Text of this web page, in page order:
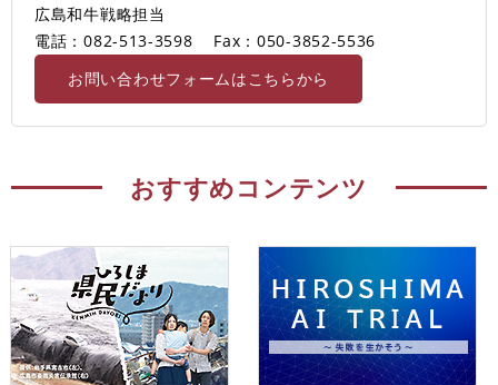
広島和牛戦略担当
電話：082-513-3598
Fax：050-3852-5536
お問い合わせフォームはこちらから
おすすめコンテンツ